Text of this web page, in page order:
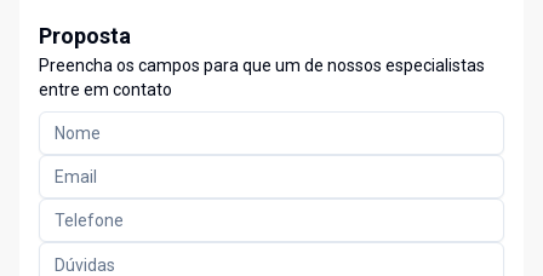
Proposta
Preencha os campos para que um de nossos especialistas
entre em contato